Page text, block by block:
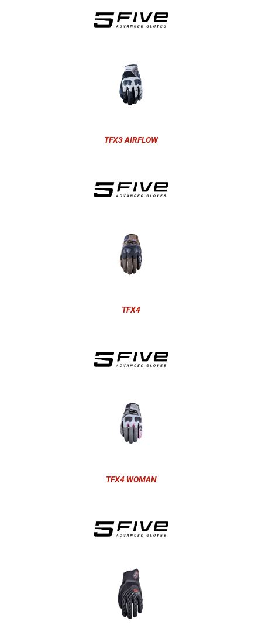
TFX3 AIRFLOW
TFX4
TFX4 WOMAN